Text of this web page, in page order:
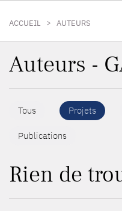
ACCUEIL > AUTEURS
Auteurs -
Tous Projets
Publications
Rien de